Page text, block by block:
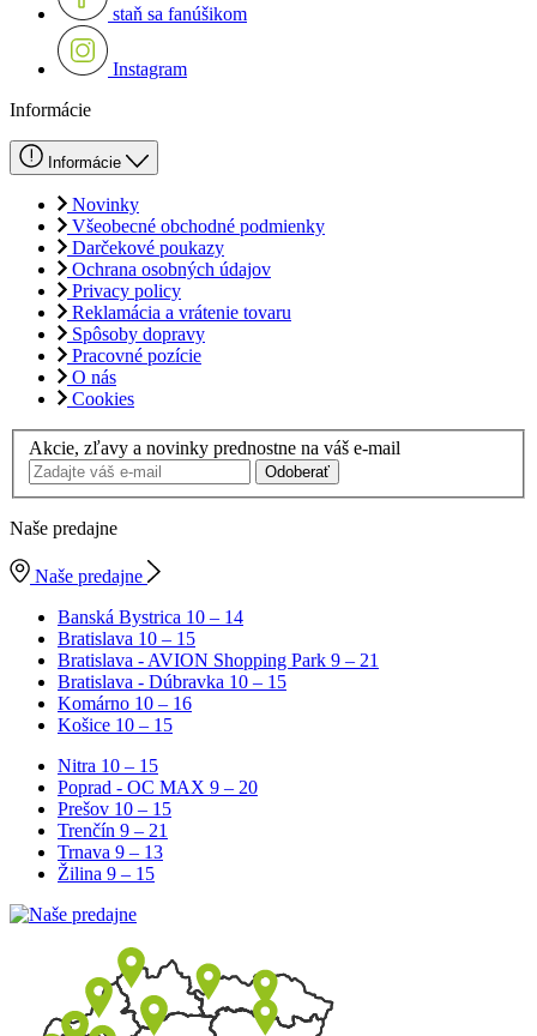
staň sa fanúšikom
Instagram
Informácie
Informácie
Novinky
Všeobecné obchodné podmienky
Darčekové poukazy
Ochrana osobných údajov
Privacy policy
Reklamácia a vrátenie tovaru
Spôsoby dopravy
Pracovné pozície
O nás
Cookies
Akcie, zľavy a novinky prednostne na váš e-mail
Odoberať
Naše predajne
Naše predajne
Banská Bystrica 10 – 14
Bratislava 10 – 15
Bratislava - AVION Shopping Park 9 – 21
Bratislava - Dúbravka 10 – 15
Komárno 10 – 16
Košice 10 – 15
Nitra 10 – 15
Poprad - OC MAX 9 – 20
Prešov 10 – 15
Trenčín 9 – 21
Trnava 9 – 13
Žilina 9 – 15